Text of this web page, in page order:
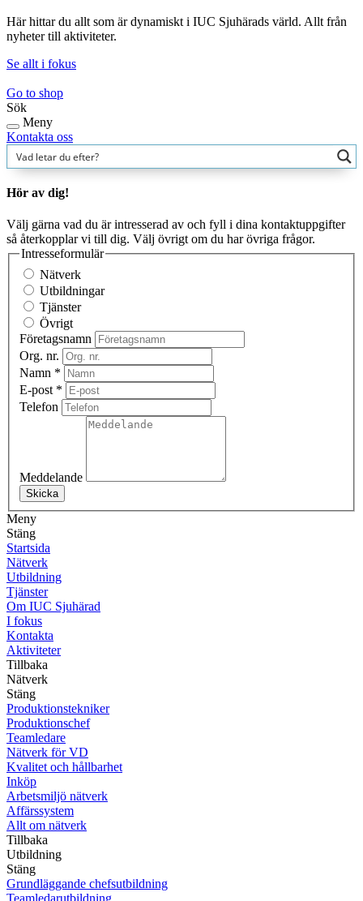
Här hittar du allt som är dynamiskt i IUC Sjuhärads värld. Allt från
nyheter till aktiviteter.
Se allt i fokus
Go to shop
Sök
Meny
Kontakta oss
Hör av dig!
Välj gärna vad du är intresserad av och fyll i dina kontaktuppgifter
så återkopplar vi till dig. Välj övrigt om du har övriga frågor.
Intresseformulär
Nätverk
Utbildningar
Tjänster
Övrigt
Företagsnamn
Org. nr.
Namn *
E-post *
Telefon
Meddelande
Skicka
Meny
Stäng
Startsida
Nätverk
Utbildning
Tjänster
Om IUC Sjuhärad
I fokus
Kontakta
Aktiviteter
Tillbaka
Nätverk
Stäng
Produktionstekniker
Produktionschef
Teamledare
Nätverk för VD
Kvalitet och hållbarhet
Inköp
Arbetsmiljö nätverk
Affärssystem
Allt om nätverk
Tillbaka
Utbildning
Stäng
Grundläggande chefsutbildning
Teamledarutbildning